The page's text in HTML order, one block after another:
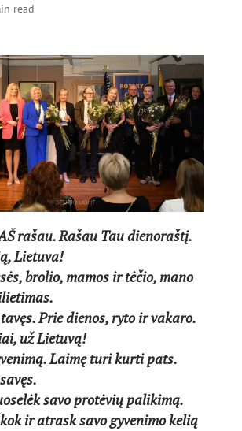
read
rašau. Rašau Tau dienoraštį.
Lietuva!
brolio, mamos ir tėčio, mano
Prie dienos, ryto ir vakaro.
už Lietuvą!
Laimę turi kurti pats.
savo protėvių palikimą.
ir atrask savo gyvenimo kelią